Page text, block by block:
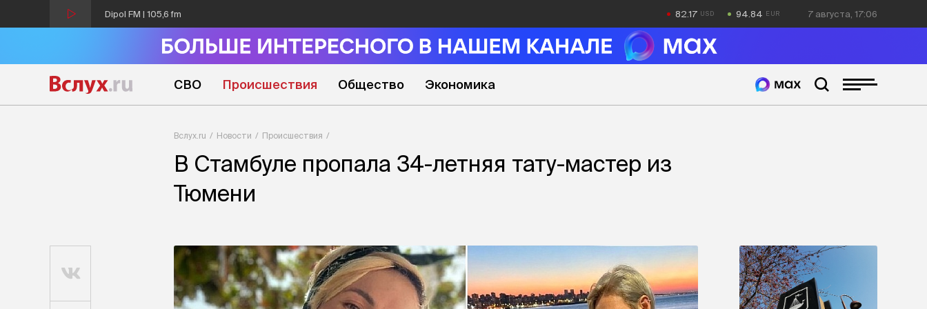
Dipol FM | 105,6 fm 82.17 94.84 7 августа, 17:06
СВО Происшествия Общество Экономика
Вслух.ru Новости Происшествия
В Стамбуле пропала 34-летняя тату-мастер из
Тюмени